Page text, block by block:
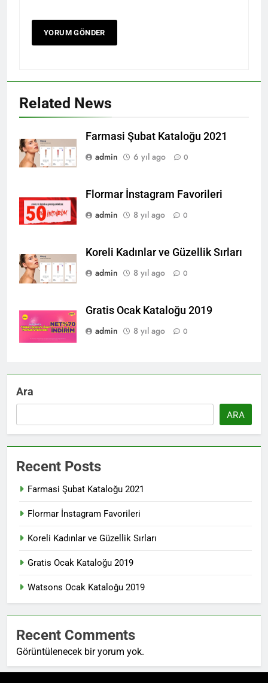
Related News
Farmasi Şubat Kataloğu 2021
admin
6 yıl ago 0
Flormar İnstagram Favorileri
admin
8 yıl ago 0
Koreli Kadınlar ve Güzellik Sırları
admin
8 yıl ago 0
Gratis Ocak Kataloğu 2019
admin
8 yıl ago 0
Ara
ARA
Recent Posts
Farmasi Şubat Kataloğu 2021
Flormar İnstagram Favorileri
Koreli Kadınlar ve Güzellik Sırları
Gratis Ocak Kataloğu 2019
Watsons Ocak Kataloğu 2019
Recent Comments
Görüntülenecek bir yorum yok.